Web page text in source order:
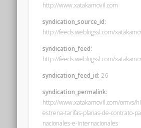
http://www.xatakamovil.com
syndication_source_id:
http://feeds.weblogssl.com/
syndication_feed:
http://feeds.weblogssl.com/
syndication_feed_id: 26
syndication_permalink:
http://www.xatakamovil.com/omvs/
estrena-tarifas-planas-de-contrato-
nacionales-e-internacionales